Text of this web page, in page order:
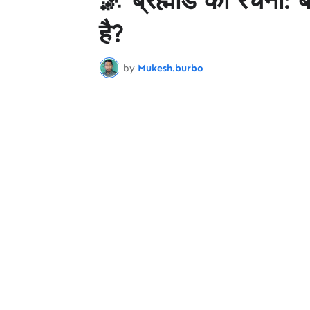
है?
by Mukesh.burbo